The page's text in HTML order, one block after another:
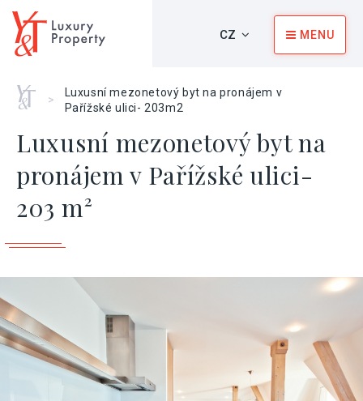
CZ MENU
Home
>
Luxusní mezonetový byt na pronájem v
Pařížské ulici- 203m2
Luxusní mezonetový byt na
pronájem v Pařížské ulici-
203 m²